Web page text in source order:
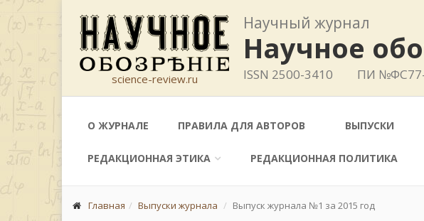
science-review.ru
Научный журнал
Научное
ISSN 2500-3410 ПИ
О ЖУРНАЛЕ ПРАВИЛА ДЛЯ АВТОРОВ ВЫПУСКИ
РЕДАКЦИОННАЯ ЭТИКА РЕДАКЦИОННАЯ ПОЛИТИКА
Главная Выпуски журнала Выпуск журнала №1 за 2015 год